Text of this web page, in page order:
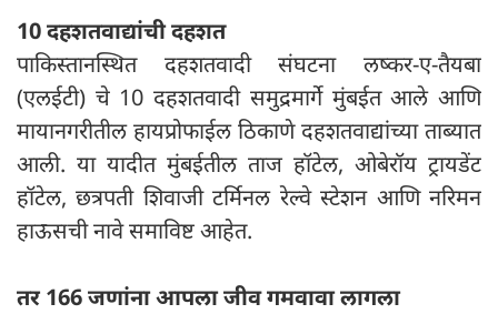
10 दहशतवाद्यांची दहशत
पाकिस्तानस्थित दहशतवादी संघटना लष्कर-ए-तैयबा
(एलईटी) चे 10 दहशतवादी समुद्रमार्गे मुंबईत आले आणि
मायानगरीतील हायप्रोफाईल ठिकाणे दहशतवाद्यांच्या ताब्यात
आली. या यादीत मुंबईतील ताज हॉटेल, ओबेरॉय ट्रायडेंट
हॉटेल, छत्रपती शिवाजी टर्मिनल रेल्वे स्टेशन आणि नरिमन
हाऊसची नावे समाविष्ट आहेत.
तर 166 जणांना आपला जीव गमवावा लागला